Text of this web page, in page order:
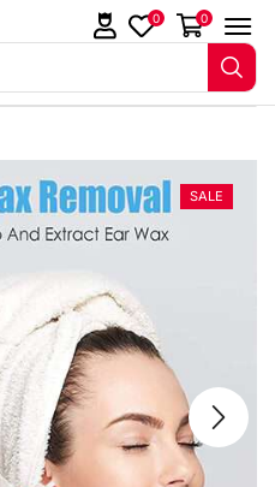
0 0
SALE